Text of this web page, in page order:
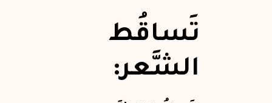
تَساقُط
الشَّعر: